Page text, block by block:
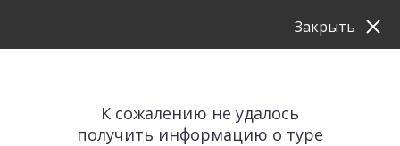
К сожалению не удалось
получить информацию о туре
Закрыть